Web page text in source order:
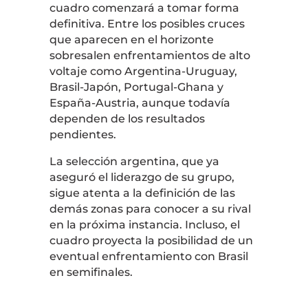
cuadro comenzará a tomar forma
definitiva. Entre los posibles cruces
que aparecen en el horizonte
sobresalen enfrentamientos de alto
voltaje como Argentina-Uruguay,
Brasil-Japón, Portugal-Ghana y
España-Austria, aunque todavía
dependen de los resultados
pendientes.
La selección argentina, que ya
aseguró el liderazgo de su grupo,
sigue atenta a la definición de las
demás zonas para conocer a su rival
en la próxima instancia. Incluso, el
cuadro proyecta la posibilidad de un
eventual enfrentamiento con Brasil
en semifinales.